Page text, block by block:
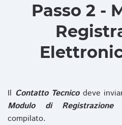
Passo 2 -
Il Contatto Tecnicodeve
Modulo di Registrazione
compilato.